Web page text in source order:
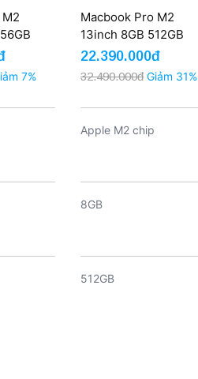
7%
Macbook Pro M2
13inch 8GB 512GB
22.390.000đ
32.490.000đ Giảm 31%
Apple M2 chip
8GB
512GB